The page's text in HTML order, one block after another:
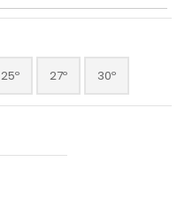
25º 27º 30º